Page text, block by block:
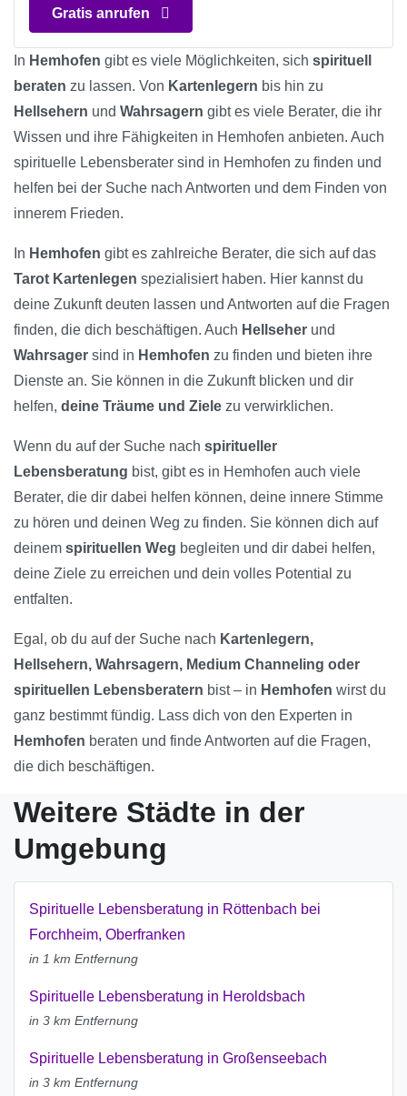
Gratis anrufen
In Hemhofen gibt es viele Möglichkeiten, sich spirituell
beraten zu lassen. Von Kartenlegern bis hin zu
Hellsehern und Wahrsagern gibt es viele Berater, die ihr
Wissen und ihre Fähigkeiten in Hemhofen anbieten. Auch
spirituelle Lebensberater sind in Hemhofen zu finden und
helfen bei der Suche nach Antworten und dem Finden von
innerem Frieden.
In Hemhofen gibt es zahlreiche Berater, die sich auf das
Tarot Kartenlegen spezialisiert haben. Hier kannst du
deine Zukunft deuten lassen und Antworten auf die Fragen
finden, die dich beschäftigen. Auch Hellseher und
Wahrsager sind in Hemhofen zu finden und bieten ihre
Dienste an. Sie können in die Zukunft blicken und dir
helfen, deine Träume und Ziele zu verwirklichen.
Wenn du auf der Suche nach spiritueller
Lebensberatung bist, gibt es in Hemhofen auch viele
Berater, die dir dabei helfen können, deine innere Stimme
zu hören und deinen Weg zu finden. Sie können dich auf
deinem spirituellen Weg begleiten und dir dabei helfen,
deine Ziele zu erreichen und dein volles Potential zu
entfalten.
Egal, ob du auf der Suche nach Kartenlegern,
Hellsehern, Wahrsagern, Medium Channeling oder
spirituellen Lebensberatern bist – in Hemhofen wirst du
ganz bestimmt fündig. Lass dich von den Experten in
Hemhofen beraten und finde Antworten auf die Fragen,
die dich beschäftigen.
Weitere Städte in der
Umgebung
Spirituelle Lebensberatung in Röttenbach bei
Forchheim, Oberfranken
in 1 km Entfernung
Spirituelle Lebensberatung in Heroldsbach
in 3 km Entfernung
Spirituelle Lebensberatung in Großenseebach
in 3 km Entfernung